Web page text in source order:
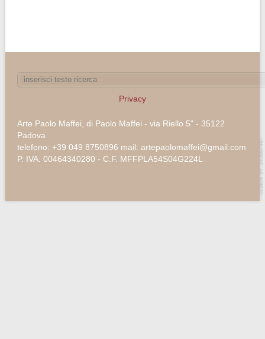
Privacy
Arte Paolo Maffei, di Paolo Maffei - via Riello 5" - 35122
Padova
telefono: +39 049 8750896 mail: artepaolomaffei@gmail.com
P. IVA: 00464340280 - C.F. MFFPLA54S04G224L